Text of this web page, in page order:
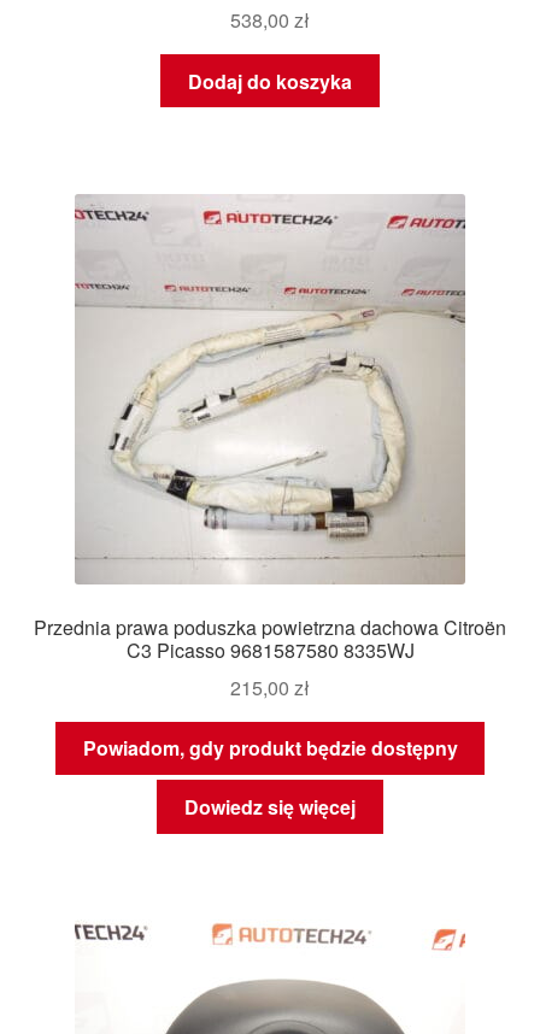
538,00 zł
Dodaj do koszyka
Przednia prawa poduszka powietrzna dachowa Citroën
C3 Picasso 9681587580 8335WJ
215,00 zł
Powiadom, gdy produkt będzie dostępny
Dowiedz się więcej